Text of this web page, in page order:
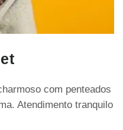
com penteados
Atendimento tranquilo